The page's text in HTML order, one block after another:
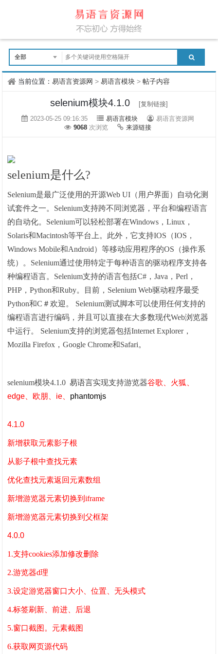
当前位置：易语言资源网 >易语言模块 >帖子内容
selenium模块4.1.0
[复制链接]
2023-05-25 09:16:35
易语言模块
易语言资源网
9068 次浏览 来源链接
selenium是什么?
Selenium是最广泛使用的开源Web UI（用户界面）自动化测
试套件之一。Selenium支持跨不同浏览器，平台和编程语言
的自动化。Selenium可以轻松部署在Windows，Linux，
Solaris和Macintosh等平台上。此外，它支持IOS（IOS，
Windows Mobile和Android）等移动应用程序的OS（操作系
统）。Selenium通过使用特定于每种语言的驱动程序支持各
种编程语言。Selenium支持的语言包括C#，Java，Perl，
PHP，Python和Ruby。目前，Selenium Web驱动程序最受
Python和C＃欢迎。 Selenium测试脚本可以使用任何支持的
编程语言进行编码，并且可以直接在大多数现代Web浏览器
中运行。 Selenium支持的浏览器包括Internet Explorer，
Mozilla Firefox，Google Chrome和Safari。
selenium模块4.1.0易语言实现支持游览器谷歌、火狐、
edge、欧朋、ie、 phantomjs
4.1.0
新增获取元素影子根
从影子根中查找元素
优化查找元素返回元素数组
新增游览器元素切换到iframe
新增游览器元素切换到父框架
4.0.0
1.支持cookies添加修改删除
2.游览器d理
3.设定游览器窗口大小、位置、无头模式
4.标签刷新、前进、后退
5.窗口截图。元素截图
6.获取网页源代码